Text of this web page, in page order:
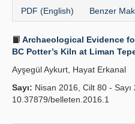
PDF (English) Benzer
Archaeological Evidence
BC Potter’s Kiln at Liman
Ayşegül Aykurt, Hayat Erkanal
Sayı: Nisan 2016, Cilt 80 - Sayı
10.37879/belleten.2016.1